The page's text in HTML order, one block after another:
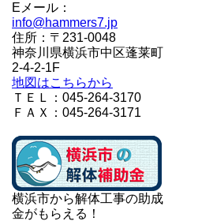
Eメール：
info@hammers7.jp
住所：〒231-0048
神奈川県横浜市中区蓬莱町
2-4-2-1F
地図はこちらから
ＴＥＬ：045-264-3170
ＦＡＸ：045-264-3171
横浜市から解体工事の助成
金がもらえる！